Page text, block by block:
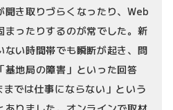
聞き取りづらくなったり、Web
まったりするのが常でした。新
ない時間帯でも瞬断が起き、問
基地局の障害」といった回答
では仕事にならない」という